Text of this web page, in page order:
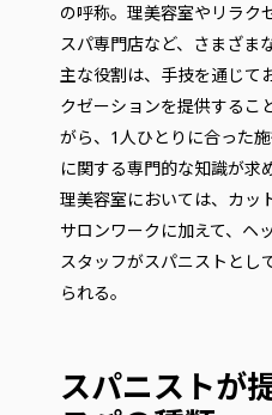
の呼称。理美容室やリラク
スパ専門店など、さまざま
主な役割は、手技を通じて
クゼーションを提供するこ
がら、1人ひとりに合った
に関する専門的な知識が求
理美容室においては、カッ
サロンワークに加えて、ヘ
スタッフがスパニストとし
られる。
スパニストが